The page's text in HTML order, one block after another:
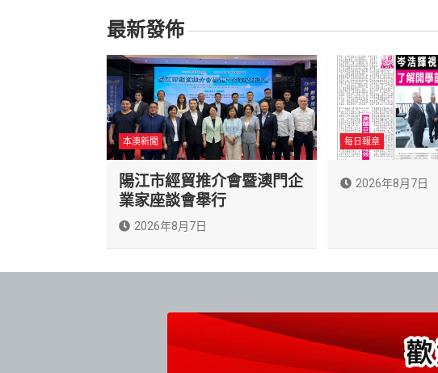
覽
最新發佈
本澳新聞
陽江市經貿推介會暨澳門企
業家座談會舉行
2026年8月7日
每日報章
2026年8月7日